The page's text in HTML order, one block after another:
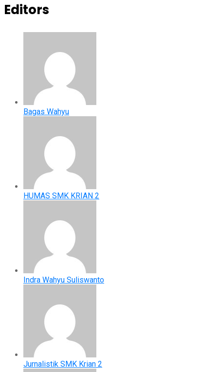
Editors
Bagas Wahyu
HUMAS SMK KRIAN 2
Indra Wahyu Suliswanto
Jurnalistik SMK Krian 2